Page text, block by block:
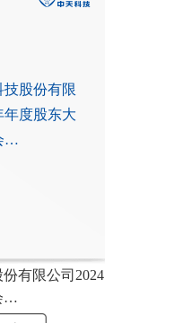
技股份有限
年度股东大
…
有限公司2024
…